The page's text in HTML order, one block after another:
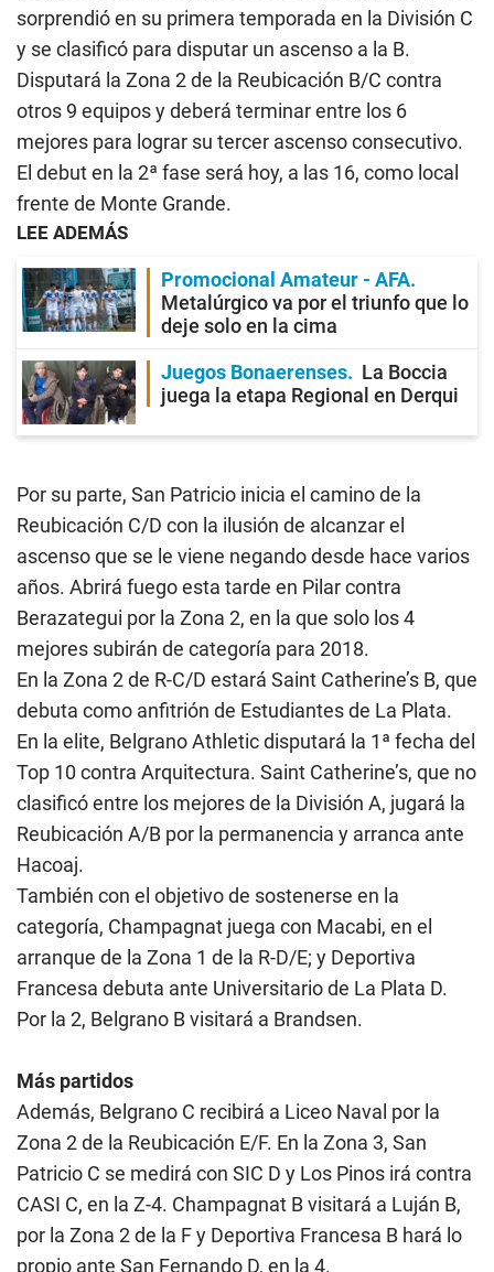
sorprendió en su primera temporada en la División C
y se clasificó para disputar un ascenso a la B.
Disputará la Zona 2 de la Reubicación B/C contra
otros 9 equipos y deberá terminar entre los 6
mejores para lograr su tercer ascenso consecutivo.
El debut en la 2ª fase será hoy, a las 16, como local
frente de Monte Grande.
LEE ADEMÁS
Promocional Amateur - AFA
Metalúrgico va por el triunfo que lo
deje solo en la cima
Juegos Bonaerenses
La Boccia
juega la etapa Regional en Derqui
Por su parte, San Patricio inicia el camino de la
Reubicación C/D con la ilusión de alcanzar el
ascenso que se le viene negando desde hace varios
años. Abrirá fuego esta tarde en Pilar contra
Berazategui por la Zona 2, en la que solo los 4
mejores subirán de categoría para 2018.
En la Zona 2 de R-C/D estará Saint Catherine’s B, que
debuta como anfitrión de Estudiantes de La Plata.
En la elite, Belgrano Athletic disputará la 1ª fecha del
Top 10 contra Arquitectura. Saint Catherine’s, que no
clasificó entre los mejores de la División A, jugará la
Reubicación A/B por la permanencia y arranca ante
Hacoaj.
También con el objetivo de sostenerse en la
categoría, Champagnat juega con Macabi, en el
arranque de la Zona 1 de la R-D/E; y Deportiva
Francesa debuta ante Universitario de La Plata D.
Por la 2, Belgrano B visitará a Brandsen.
Más partidos
Además, Belgrano C recibirá a Liceo Naval por la
Zona 2 de la Reubicación E/F. En la Zona 3, San
Patricio C se medirá con SIC D y Los Pinos irá contra
CASI C, en la Z-4. Champagnat B visitará a Luján B,
por la Zona 2 de la F y Deportiva Francesa B hará lo
propio ante San Fernando D, en la 4.